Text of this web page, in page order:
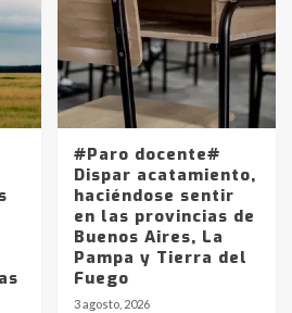
#Paro docente#
Dispar acatamiento,
haciéndose sentir
en las provincias de
Buenos Aires, La
Pampa y Tierra del
Fuego
3 agosto, 2026
en Ruta 5: falleció un
Trenque Lauquen
de los combustibles en
desde YPF hasta Axion
a 1338 pesos
de Cereales de Bahía
que Agosto vendrá
y heladas, en gran parte